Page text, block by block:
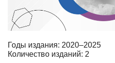
Годы издания: 2020–2025
Количество изданий: 2